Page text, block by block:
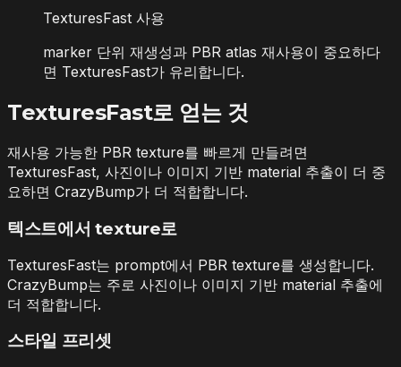
TexturesFast 사용
marker 단위 재생성과 PBR atlas 재사용이 중요하다
면 TexturesFast가 유리합니다.
TexturesFast로 얻는 것
재사용 가능한 PBR texture를 빠르게 만들려면
TexturesFast, 사진이나 이미지 기반 material 추출이 더 중
요하면 CrazyBump가 더 적합합니다.
텍스트에서 texture로
TexturesFast는 prompt에서 PBR texture를 생성합니다.
CrazyBump는 주로 사진이나 이미지 기반 material 추출에
더 적합합니다.
스타일 프리셋